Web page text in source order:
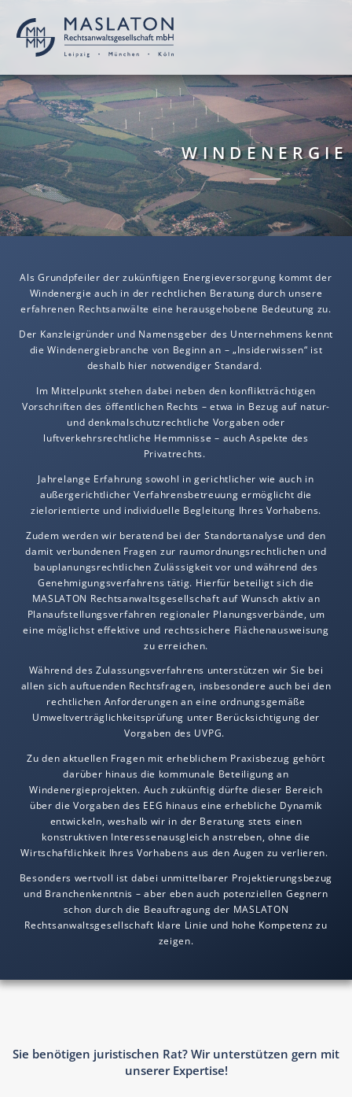
WINDENERGIE
Als Grundpfeiler der zukünftigen Energieversorgung kommt der
Windenergie auch in der rechtlichen Beratung durch unsere
erfahrenen Rechtsanwälte eine herausgehobene Bedeutung zu.
Der Kanzleigründer und Namensgeber des Unternehmens kennt
die Windenergiebranche von Beginn an – „Insiderwissen“ ist
deshalb hier notwendiger Standard.
Im Mittelpunkt stehen dabei neben den konfliktträchtigen
Vorschriften des öffentlichen Rechts – etwa in Bezug auf natur-
und denkmalschutzrechtliche Vorgaben oder
luftverkehrsrechtliche Hemmnisse – auch Aspekte des
Privatrechts.
Jahrelange Erfahrung sowohl in gerichtlicher wie auch in
außergerichtlicher Verfahrensbetreuung ermöglicht die
zielorientierte und individuelle Begleitung Ihres Vorhabens.
Zudem werden wir beratend bei der Standortanalyse und den
damit verbundenen Fragen zur raumordnungsrechtlichen und
bauplanungsrechtlichen Zulässigkeit vor und während des
Genehmigungsverfahrens tätig. Hierfür beteiligt sich die
MAS LA TON Rechtsanwaltsgesellschaft auf Wunsch aktiv an
Planaufstellungsverfahren regionaler Planungsverbände, um
eine möglichst effektive und rechtssichere Flächenausweisung
zu erreichen.
Während des Zulassungsverfahrens unterstützen wir Sie bei
allen sich auftuenden Rechtsfragen, insbesondere auch bei den
rechtlichen Anforderungen an eine ordnungsgemäße
Umweltverträglichkeitsprüfung unter Berücksichtigung der
Vorgaben des UVPG.
Zu den aktuellen Fragen mit erheblichem Praxisbezug gehört
darüber hinaus die kommunale Beteiligung an
Windenergieprojekten. Auch zukünftig dürfte dieser Bereich
über die Vorgaben des EEG hinaus eine erhebliche Dynamik
entwickeln, weshalb wir in der Beratung stets einen
konstruktiven Interessenausgleich anstreben, ohne die
Wirtschaftlichkeit Ihres Vorhabens aus den Augen zu verlieren.
Besonders wertvoll ist dabei unmittelbarer Projektierungsbezug
und Branchenkenntnis – aber eben auch potenziellen Gegnern
schon durch die Beauftragung der MAS LA TON
Rechtsanwaltsgesellschaft klare Linie und hohe Kompetenz zu
zeigen.
Sie benötigen juristischen Rat? Wir unterstützen gern mit
unserer Expertise!